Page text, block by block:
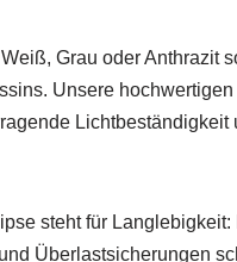
Grau oder Anthrazit
Unsere
Lichtbeständigkeit
steht für
Überlastsicherungen